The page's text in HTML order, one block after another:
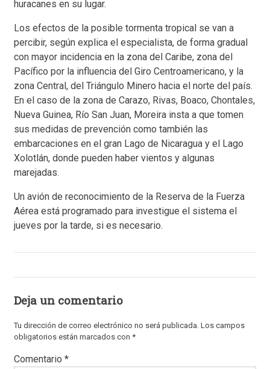
huracanes en su lugar.
Los efectos de la posible tormenta tropical se van a
percibir, según explica el especialista, de forma gradual
con mayor incidencia en la zona del Caribe, zona del
Pacífico por la influencia del Giro Centroamericano, y la
zona Central, del Triángulo Minero hacia el norte del país.
En el caso de la zona de Carazo, Rivas, Boaco, Chontales,
Nueva Guinea, Río San Juan, Moreira insta a que tomen
sus medidas de prevención como también las
embarcaciones en el gran Lago de Nicaragua y el Lago
Xolotlán, donde pueden haber vientos y algunas
marejadas.
Un avión de reconocimiento de la Reserva de la Fuerza
Aérea está programado para investigue el sistema el
jueves por la tarde, si es necesario.
Deja un comentario
Tu dirección de correo electrónico no será publicada. Los campos
obligatorios están marcados con *
Comentario *